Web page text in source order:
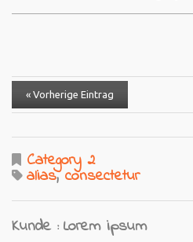
« Vorherige Eintrag
Category 2
alias,consectetur
Kunde : Lorem ipsum